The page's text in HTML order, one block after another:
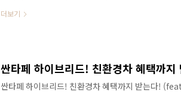
니다. # 세부적인 내용을 담고 있는 영상으로 보시길
더보기
싼타페 하이브리드! 친환경차 혜택까지 받는다!